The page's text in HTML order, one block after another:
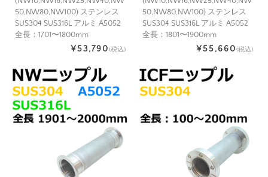
50,NW80,NW100) ステンレス
SUS304 SUS316L アルミ A5052
全長：1701〜1800mm
¥53,790(税込)
50,NW80,NW100) ステンレス
SUS304 SUS316L アルミ A5052
全長：1801〜1900mm
¥55,660(税込)